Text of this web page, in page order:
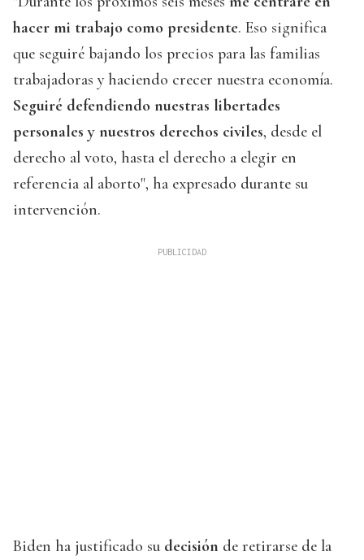
hacer mi trabajo como presidente. Eso significa
que seguiré bajando los precios para las familias
trabajadoras y haciendo crecer nuestra economía.
Seguiré defendiendo nuestras libertades
personales y nuestros derechos civiles, desde el
derecho al voto, hasta el derecho a elegir en
referencia al aborto", ha expresado durante su
intervención.
Biden ha justificado su decisión de retirarse de la